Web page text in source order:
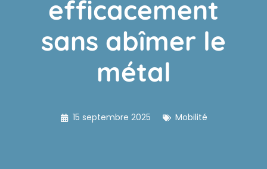
efficacement
sans abîmer le
métal
15 septembre 2025 Mobilité